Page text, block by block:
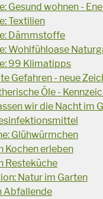
Gesund wohnen -
Textilien
Dämmstoffe
Wohlfühloase
99 Klimatipps
Gefahren - neue
Öle -
wir die Nacht im
Glühwürmchen
Kochen erleben
Resteküche
Natur im Garten
Abfallende